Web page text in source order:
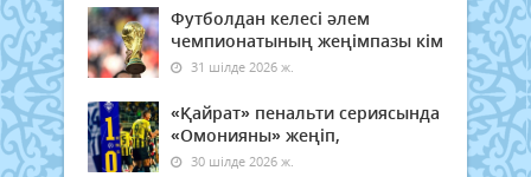
Футболдан келесі әлем
чемпионатының жеңімпазы кім
31 шілде 2026 ж.
«Қайрат» пенальти сериясында
«Омонияны» жеңіп,
30 шілде 2026 ж.